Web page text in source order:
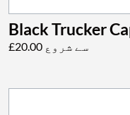
Black Trucker
£20.00 سے شروع